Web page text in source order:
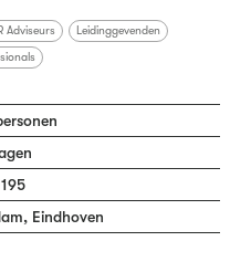
Adviseurs
Leidinggevenden
Eindhoven